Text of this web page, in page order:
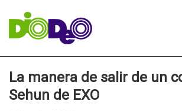
La manera de salir de un
Sehun de EXO